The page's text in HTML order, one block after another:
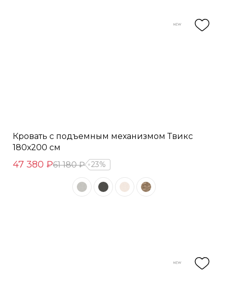
Кровать с подъемным механизмом Твикс
180х200 см
47 380 ₽61 180 ₽ 23%